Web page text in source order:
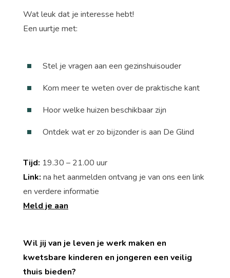
Wat leuk dat je interesse hebt!
Een uurtje met:
Stel je vragen aan een gezinshuisouder
Kom meer te weten over de praktische kant
Hoor welke huizen beschikbaar zijn
Ontdek wat er zo bijzonder is aan De Glind
Tijd: 19.30 – 21.00 uur
Link: na het aanmelden ontvang je van ons een link
en verdere informatie
Meld je aan
Wil jij van je leven je werk maken en
kwetsbare kinderen en jongeren een veilig
thuis bieden?